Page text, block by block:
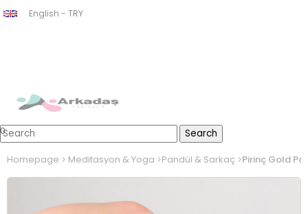
English - TRY
0
Homepage Meditasyon & Yoga Pandül & Sarkaç Pirinç Gold